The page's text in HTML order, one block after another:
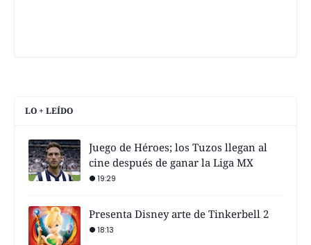
LO + LEÍDO
Juego de Héroes; los Tuzos llegan al
cine después de ganar la Liga MX
19:29
Presenta Disney arte de Tinkerbell 2
18:13